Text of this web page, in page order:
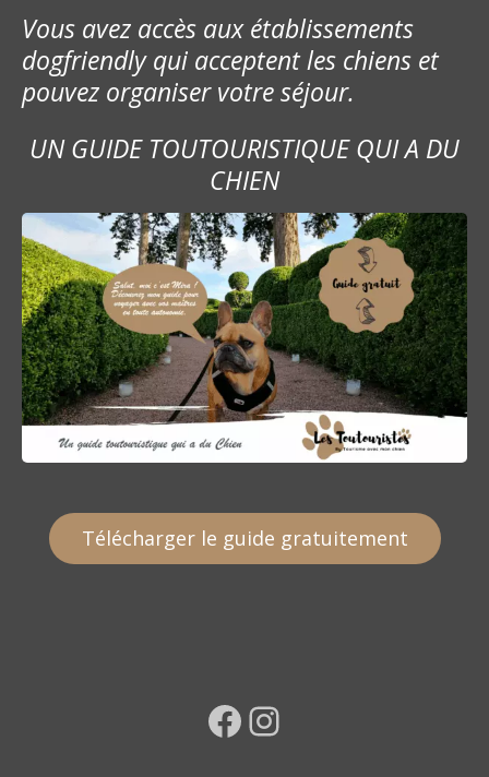
Vous avez accès aux établissements
dogfriendly qui acceptent les chiens et
pouvez organiser votre séjour.
UN GUIDE TOUTOURISTIQUE QUI A DU
CHIEN
Télécharger le guide gratuitement
Facebook Instagram